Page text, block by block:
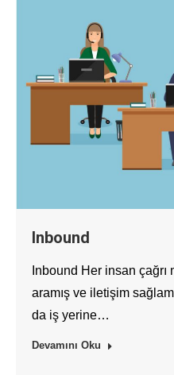
Inbound
Inbound Her insan
aramış ve iletişim
da iş yerine…
Devamını Oku